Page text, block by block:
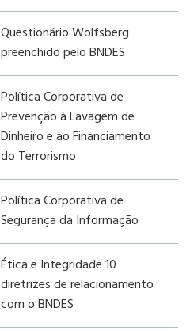
Questionário Wolfsberg
preenchido pelo BNDES
Política Corporativa de
Prevenção à Lavagem de
Dinheiro e ao Financiamento
do Terrorismo
Política Corporativa de
Segurança da Informação
Ética e Integridade 10
diretrizes de relacionamento
com o BNDES